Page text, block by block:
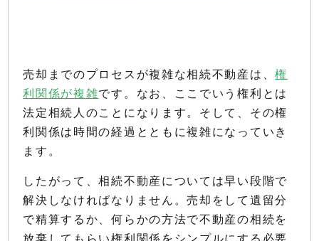
売却までのプロセスが複雑な相続不動産は、権
利関係が複雑です。なお、ここでいう権利とは
法定相続人のことになります。そして、その権
利関係は時間の経過とともに複雑になっていき
ます。
したがって、相続不動産については早い段階で
解決しなければなりません。売却をして遺留分
で精算するか、何らかの方法で不動産の相続を